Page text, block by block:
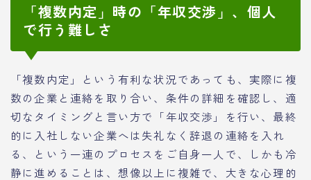
「複数内定」時の「年収交渉」、個人
で行う難しさ
「複数内定」という有利な状況であっても、実際に複
数の企業と連絡を取り合い、条件の詳細を確認し、適
切なタイミングと言い方で「年収交渉」を行い、最終
的に入社しない企業へは失礼なく辞退の連絡を入れ
る、という一連のプロセスをご自身一人で、しかも冷
静に進めることは、想像以上に複雑で、大きな心理的